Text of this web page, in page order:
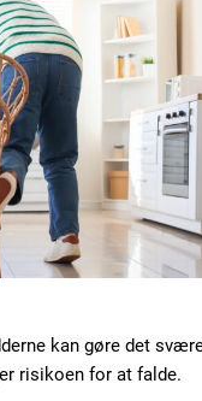
kan gøre det
risikoen for at falde.